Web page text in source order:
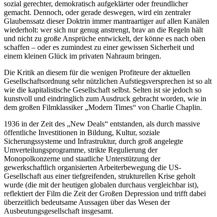
sozial gerechter, demokratisch aufgeklärter oder freundlicher
gemacht. Dennoch, oder gerade deswegen, wird ein zentraler
Glaubenssatz dieser Doktrin immer mantraartiger auf allen Kanälen
wiederholt: wer sich nur genug anstrengt, brav an die Regeln hält
und nicht zu große Ansprüche entwickelt, der könne es nach oben
schaffen – oder es zumindest zu einer gewissen Sicherheit und
einem kleinen Glück im privaten Nahraum bringen.
Die Kritik an diesem für die wenigen Profiteure der aktuellen
Gesellschaftsordnung sehr nützlichen Aufstiegsversprechen ist so alt
wie die kapitalistische Gesellschaft selbst. Selten ist sie jedoch so
kunstvoll und eindringlich zum Ausdruck gebracht worden, wie in
dem großen Filmklassiker „Modern Times“ von Charlie Chaplin.
1936 in der Zeit des „New Deals“ entstanden, als durch massive
öffentliche Investitionen in Bildung, Kultur, soziale
Sicherungssysteme und Infrastruktur, durch groß angelegte
Umverteilungsprogramme, strikte Regulierung der
Monopolkonzerne und staatliche Unterstützung der
gewerkschaftlich organisierten Arbeiterbewegung die US-
Gesellschaft aus einer tiefgreifenden, strukturellen Krise geholt
wurde (die mit der heutigen globalen durchaus vergleichbar ist),
reflektiert der Film die Zeit der Großen Depression und trifft dabei
überzeitlich bedeutsame Aussagen über das Wesen der
Ausbeutungsgesellschaft insgesamt.